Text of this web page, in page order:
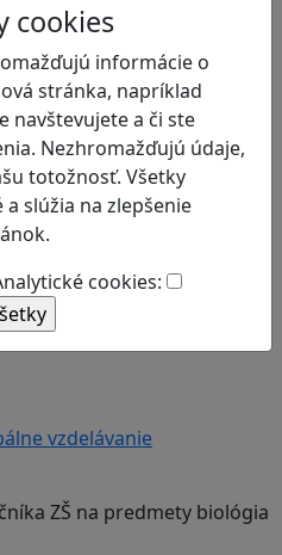
cookies
informácie o
stránka, napríklad
navštevujete a či ste
Nezhromažďujú údaje,
totožnosť. Všetky
slúžia na zlepšenie
cookies:
ZŠ a SŠ; predmety:
gramotnosťLogické
stupeň ZŠ a SŠ; predmet:
vzdelávanie
ZŠ na predmety biológia